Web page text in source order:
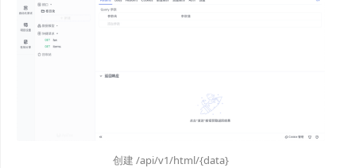
创建 /api/v1/html/{data}